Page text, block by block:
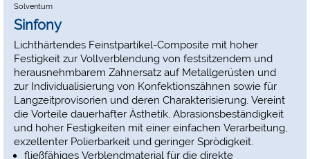
ein ausgewogenes Verhältnis von Transluzenz und
Opazität sichert auch bei dünnen Verblendungen
farbgenaue Reproduktionen.
Solventum
Sinfony
Lichthärtendes Feinstpartikel-Composite mit hoher
Festigkeit zur Vollverblendung von festsitzendem und
herausnehmbarem Zahnersatz auf Metallgerüsten und
zur Individualisierung von Konfektionszähnen sowie für
Langzeitprovisorien und deren Charakterisierung. Vereint
die Vorteile dauerhafter Ästhetik, Abrasionsbeständigkeit
und hoher Festigkeiten mit einer einfachen Verarbeitung,
exzellenter Polierbarkeit und geringer Sprödigkeit.
fließfähiges Verblendmaterial für die direkte